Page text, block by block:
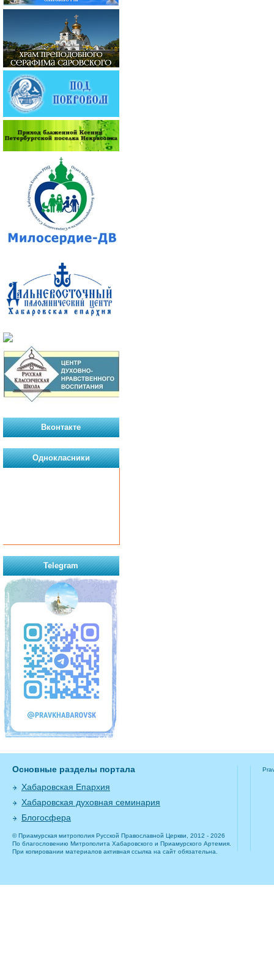
Вконтакте
Однокласники
Telegram
Основные разделы портала
Хабаровская Епархия
Хабаровская духовная семинария
Блогосфера
© Приамурская митрополия Русской Православной Церкви, 2012 - 2026
По благословению Митрополита Хабаровского и Приамурского Артемия.
При копировании материалов активная ссылка на сайт обязательна.